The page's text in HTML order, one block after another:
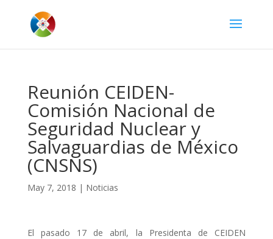
Reunión CEIDEN-
Comisión Nacional de
Seguridad Nuclear y
Salvaguardias de México
(CNSNS)
May 7, 2018 | Noticias
El pasado 17 de abril, la Presidenta de CEIDEN